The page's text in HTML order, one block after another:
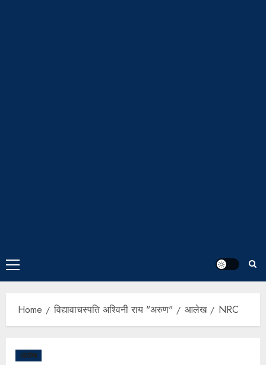
Home विद्यावाचस्पति अश्विनी राय "अरुण" आलेख NRC
आलेख